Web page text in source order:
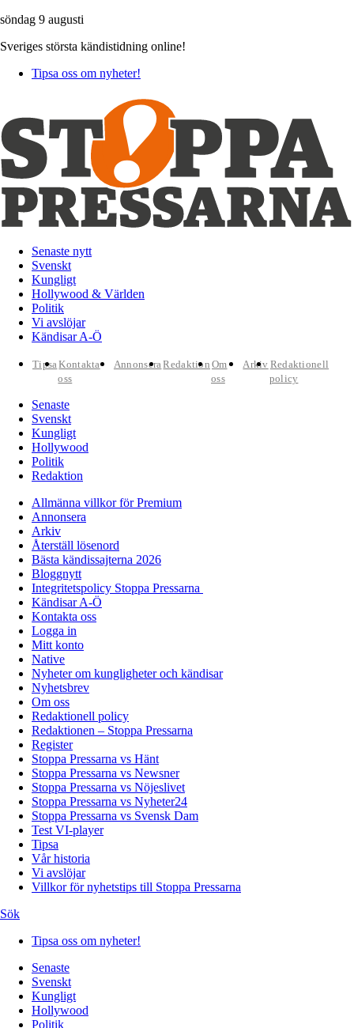
söndag 9 augusti
Sveriges största kändistidning online!
Tipsa oss om nyheter!
Senaste nytt
Svenskt
Kungligt
Hollywood & Världen
Politik
Vi avslöjar
Kändisar A-Ö
TipsaKontakta
oss
AnnonseraRedaktion Om
oss
Arkiv Redaktionell
policy
Senaste
Svenskt
Kungligt
Hollywood
Politik
Redaktion
Allmänna villkor för Premium
Annonsera
Arkiv
Återställ lösenord
Bästa kändissajterna 2026
Bloggnytt
Integritetspolicy Stoppa Pressarna
Kändisar A-Ö
Kontakta oss
Logga in
Mitt konto
Native
Nyheter om kungligheter och kändisar
Nyhetsbrev
Om oss
Redaktionell policy
Redaktionen – Stoppa Pressarna
Register
Stoppa Pressarna vs Hänt
Stoppa Pressarna vs Newsner
Stoppa Pressarna vs Nöjeslivet
Stoppa Pressarna vs Nyheter24
Stoppa Pressarna vs Svensk Dam
Test VI-player
Tipsa
Vår historia
Vi avslöjar
Villkor för nyhetstips till Stoppa Pressarna
Sök
Tipsa oss om nyheter!
Senaste
Svenskt
Kungligt
Hollywood
Politik